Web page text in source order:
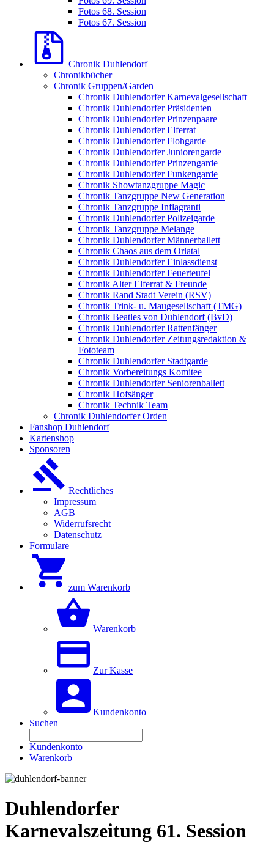
Fotos 68. Session
Fotos 67. Session
Chronik Duhlendorf
Chronikbücher
Chronik Gruppen/Garden
Chronik Duhlendorfer Karnevalgesellschaft
Chronik Duhlendorfer Präsidenten
Chronik Duhlendorfer Prinzenpaare
Chronik Duhlendorfer Elferrat
Chronik Duhlendorfer Flohgarde
Chronik Duhlendorfer Juniorengarde
Chronik Duhlendorfer Prinzengarde
Chronik Duhlendorfer Funkengarde
Chronik Showtanzgruppe Magic
Chronik Tanzgruppe New Generation
Chronik Tanzgruppe Inflagranti
Chronik Duhlendorfer Polizeigarde
Chronik Tanzgruppe Melange
Chronik Duhlendorfer Männerballett
Chronik Chaos aus dem Orlatal
Chronik Duhlendorfer Einlassdienst
Chronik Duhlendorfer Feuerteufel
Chronik Alter Elferrat & Freunde
Chronik Rand Stadt Verein (RSV)
Chronik Trink- u. Maugesellschaft (TMG)
Chronik Beatles von Duhlendorf (BvD)
Chronik Duhlendorfer Rattenfänger
Chronik Duhlendorfer Zeitungsredaktion &
Fototeam
Chronik Duhlendorfer Stadtgarde
Chronik Vorbereitungs Komitee
Chronik Duhlendorfer Seniorenballett
Chronik Hofsänger
Chronik Technik Team
Chronik Duhlendorfer Orden
Fanshop Duhlendorf
Kartenshop
Sponsoren
Rechtliches
Impressum
AGB
Widerrufsrecht
Datenschutz
Formulare
zum Warenkorb
Warenkorb
Zur Kasse
Kundenkonto
Suchen
Kundenkonto
Warenkorb
Duhlendorfer
Karnevalszeitung 61. Session